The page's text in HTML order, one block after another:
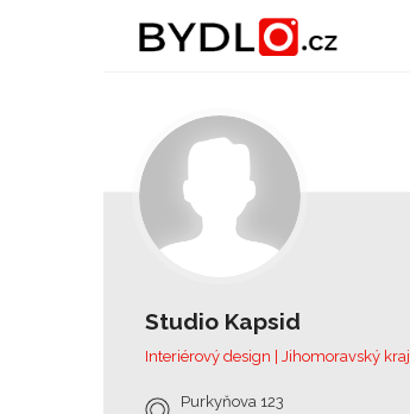
Studio Kapsid
Interiérový design | Jihomoravský kraj
Purkyňova 123